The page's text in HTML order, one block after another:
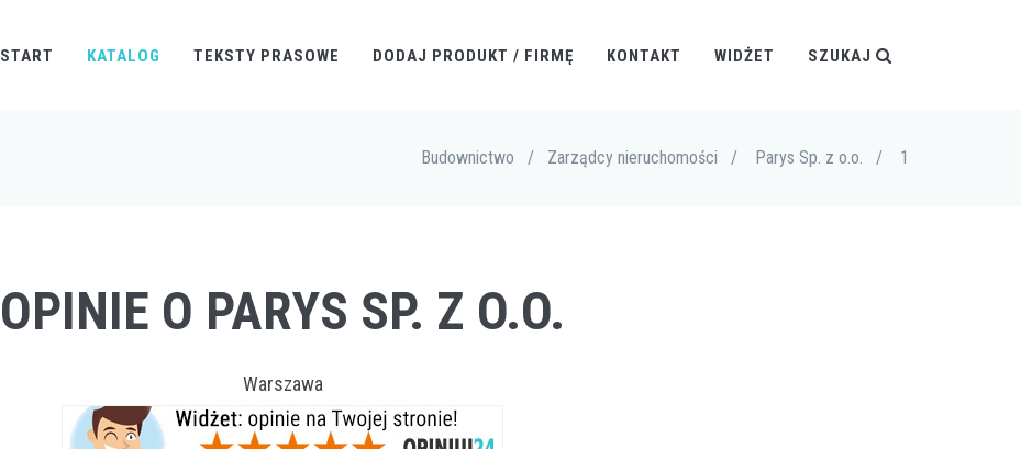
START KATALOG TEKSTY PRASOWE DODAJ PRODUKT / FIRMĘ KONTAKT WIDŻET SZUKAJ
Budownictwo / Zarządcy nieruchomości / Parys Sp. z o.o. / 1
OPINIE O PARYS SP. Z O.O.
Warszawa